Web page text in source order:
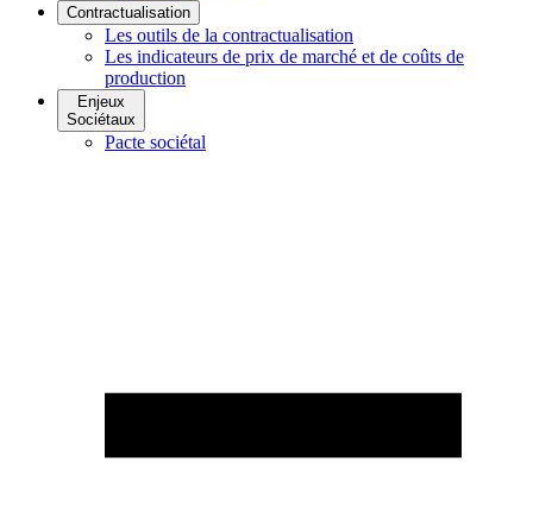
Contractualisation
Les outils de la contractualisation
Les indicateurs de prix de marché et de coûts de
production
Enjeux
Sociétaux
Pacte sociétal